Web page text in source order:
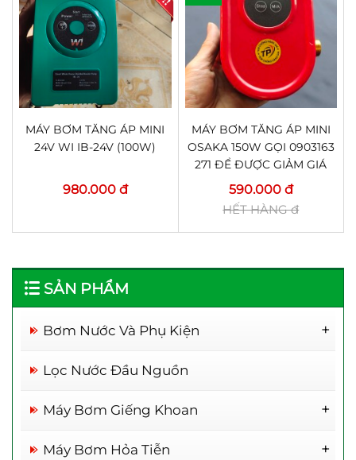
MÁY BƠM TĂNG ÁP MINI
24V WI IB-24V (100W)
980.000 đ
MÁY BƠM TĂNG ÁP MINI
OSAKA 150W GỌI 0903163
271 ĐỂ ĐƯỢC GIẢM GIÁ
590.000 đ
HẾT HÀNG đ
SẢN PHẨM
Bơm Nước Và Phụ Kiện
Lọc Nước Đầu Nguồn
Máy Bơm Giếng Khoan
Máy Bơm Hỏa Tiễn